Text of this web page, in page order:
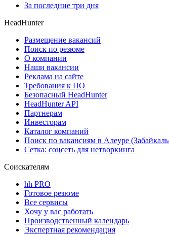
За последние три дня
HeadHunter
Размещение вакансий
Поиск по резюме
О компании
Наши вакансии
Реклама на сайте
Требования к ПО
Безопасный HeadHunter
HeadHunter API
Партнерам
Инвесторам
Каталог компаний
Поиск по вакансиям в Алеуре
Сетка: соцсеть для нетворкинга
Соискателям
hh PRO
Готовое резюме
Все сервисы
Хочу у вас работать
Производственный календарь
Экспертная рекомендация